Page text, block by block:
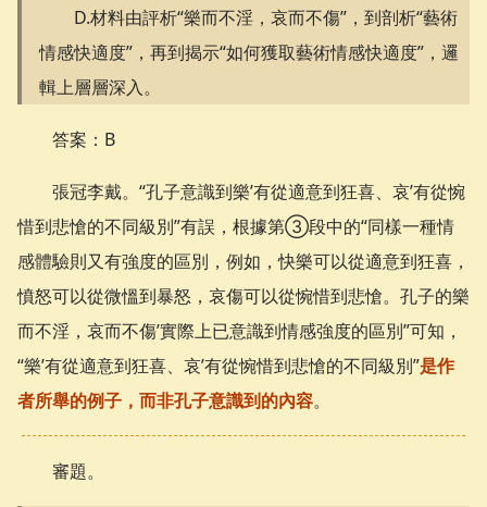
D.材料由評析“樂而不淫，哀而不傷”，到剖析“藝術
情感快適度”，再到揭示“如何獲取藝術情感快適度”，邏
輯上層層深入。
答案：B
張冠李戴。“孔子意識到樂’有從適意到狂喜、哀’有從惋
惜到悲愴的不同級別”有誤，根據第③段中的“同樣一種情
感體驗則又有強度的區別，例如，快樂可以從適意到狂喜，
憤怒可以從微慍到暴怒，哀傷可以從惋惜到悲愴。孔子的樂
而不淫，哀而不傷’實際上已意識到情感強度的區別”可知，
“樂’有從適意到狂喜、哀’有從惋惜到悲愴的不同級別”是作
者所舉的例子，而非孔子意識到的內容。
審題。